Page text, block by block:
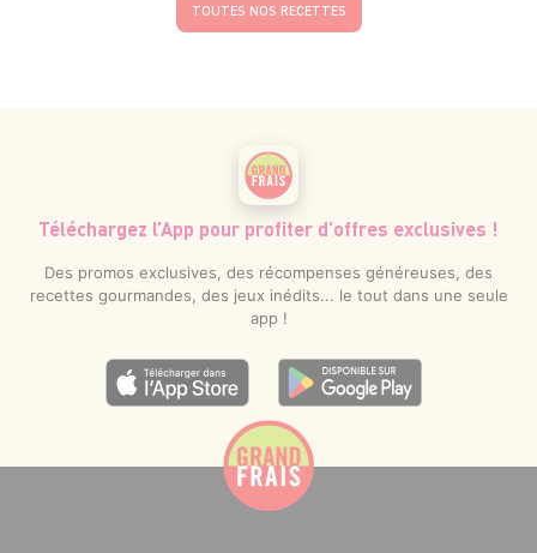
TOUTES NOS RECETTES
Téléchargez l’App pour profiter d’offres exclusives !
Des promos exclusives, des récompenses généreuses, des
recettes gourmandes, des jeux inédits... le tout dans une seule
app !